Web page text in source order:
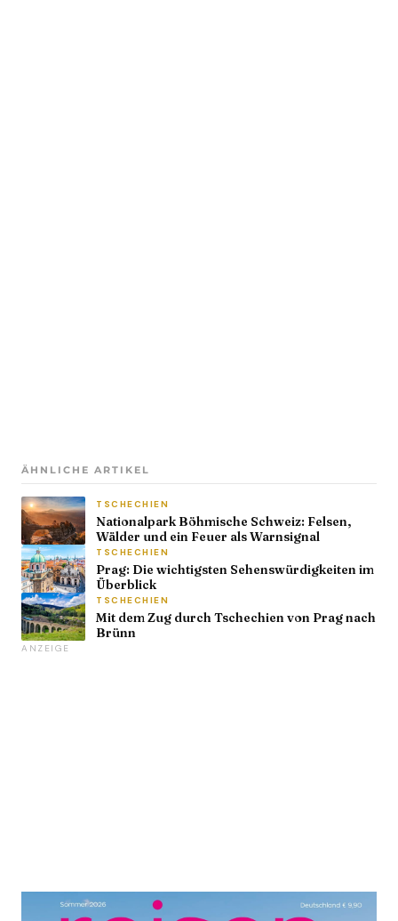
ÄHNLICHE ARTIKEL
TSCHECHIEN
Nationalpark Böhmische Schweiz: Felsen,
Wälder und ein Feuer als Warnsignal
TSCHECHIEN
Prag: Die wichtigsten Sehenswürdigkeiten im
Überblick
TSCHECHIEN
Mit dem Zug durch Tschechien von Prag nach
Brünn
ANZEIGE